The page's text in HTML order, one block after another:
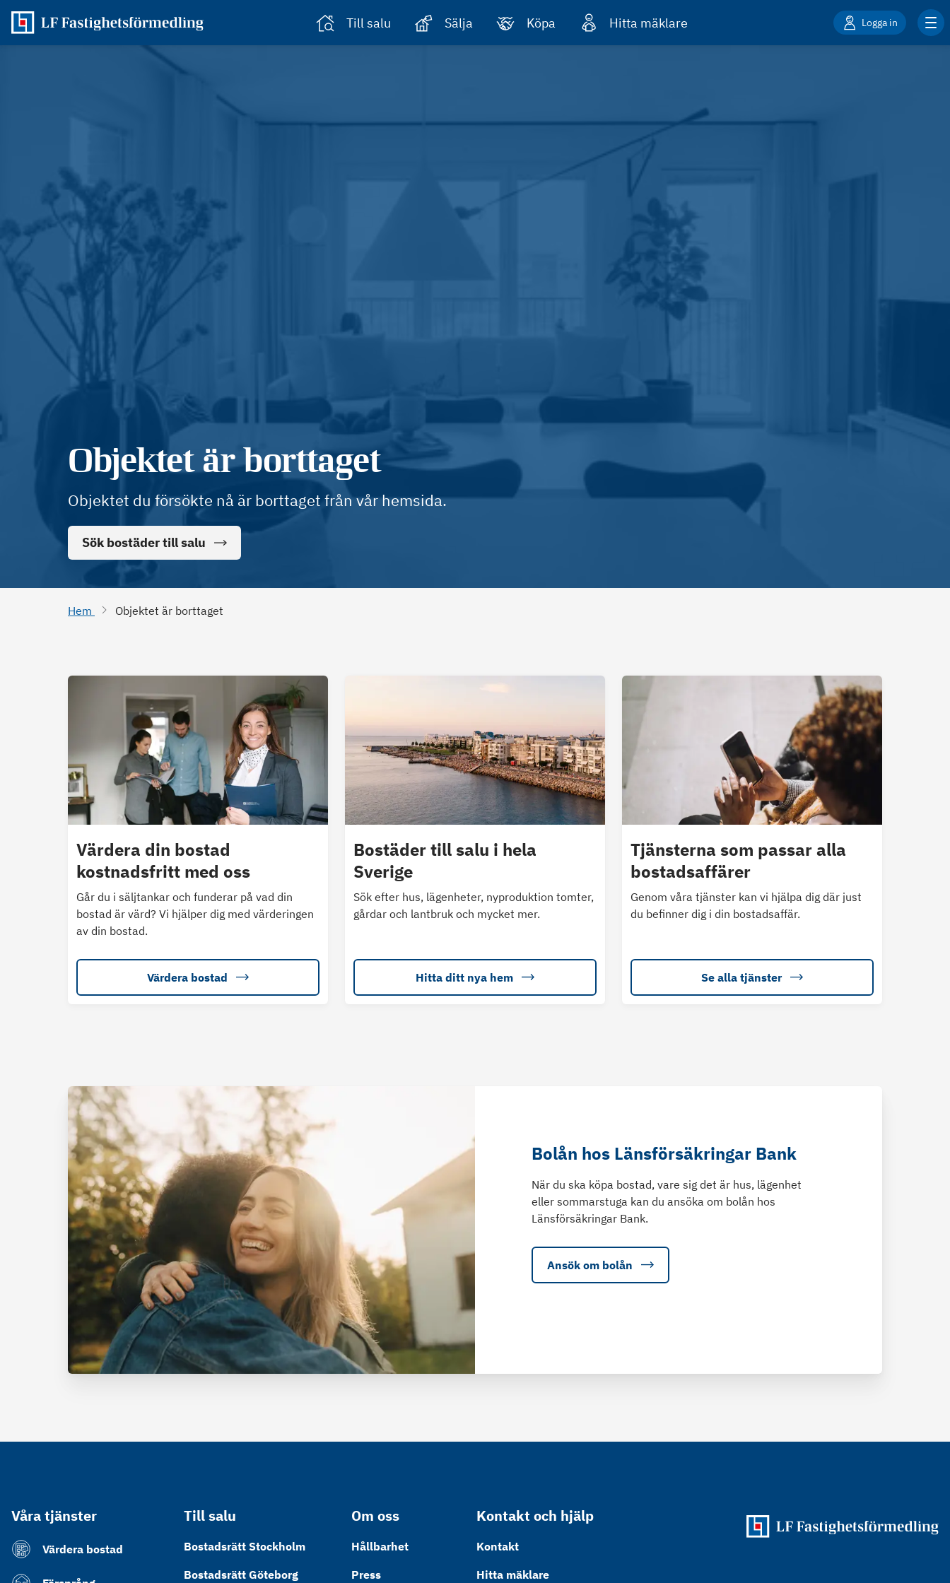
Till salu Sälja Köpa Hitta mäklare Logga in
Objektet är borttaget
Objektet du försökte nå är borttaget från vår hemsida.
Sök bostäder till salu
Hem Objektet är borttaget
Värdera din bostad
kostnadsfritt med oss
Går du i säljtankar och funderar på vad din
bostad är värd? Vi hjälper dig med värderingen
av din bostad.
Värdera bostad
Bostäder till salu i hela
Sverige
Sök efter hus, lägenheter, nyproduktion tomter,
gårdar och lantbruk och mycket mer.
Hitta ditt nya hem
Tjänsterna som passar alla
bostadsaffärer
Genom våra tjänster kan vi hjälpa dig där just
du befinner dig i din bostadsaffär.
Se alla tjänster
Bolån hos Länsförsäkringar Bank
När du ska köpa bostad, vare sig det är hus, lägenhet
eller sommarstuga kan du ansöka om bolån hos
Länsförsäkringar Bank.
Ansök om bolån
Våra tjänster
Värdera bostad
Till salu
Bostadsrätt Stockholm
Bostadsrätt Göteborg
Om oss
Hållbarhet
Press
Kontakt och hjälp
Kontakt
Hitta mäklare